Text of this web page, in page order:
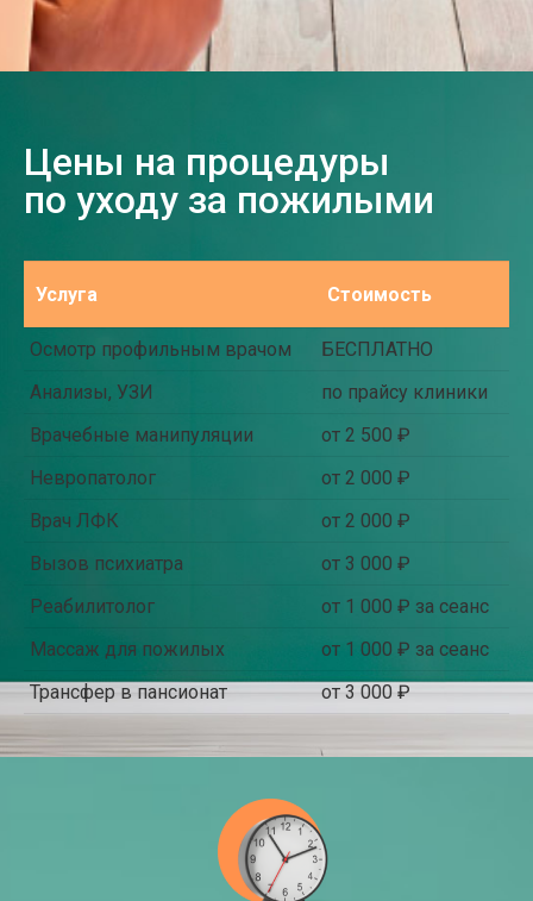
Цены на процедуры
по уходу за пожилыми
Услуга Стоимость
Осмотр профильным врачом
БЕСПЛАТНО
Анализы, УЗИ
по прайсу клиники
Врачебные манипуляции
от 2 500 ₽
Невропатолог
от 2 000 ₽
Врач ЛФК
от 2 000 ₽
Вызов психиатра
от 3 000 ₽
Реабилитолог
от 1 000 ₽ за сеанс
Массаж для пожилых
от 1 000 ₽ за сеанс
Трансфер в пансионат
от 3 000 ₽